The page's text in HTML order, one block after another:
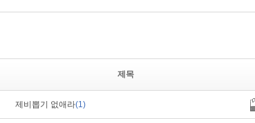
제목
제비뽑기 없애라(1)